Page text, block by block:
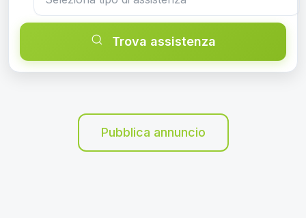
Trova assistenza
Pubblica annuncio